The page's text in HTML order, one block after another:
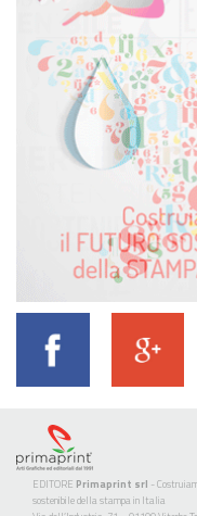
EDITORE Primaprint srl -
sostenibile della stampa in Italia